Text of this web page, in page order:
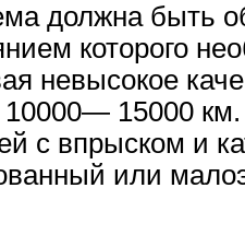
должна быть
которого
невысокое
15000
с впрыском и
или